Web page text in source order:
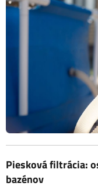
Piesková filtrácia:
bazénov